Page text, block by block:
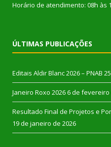
Horário de atendimento: 08h às
ÚLTIMAS PUBLICAÇÕES
Editais Aldir Blanc 2026 – PNAB
Janeiro Roxo 2026 6 de fevereiro
Resultado Final de Projetos e
19 de janeiro de 2026